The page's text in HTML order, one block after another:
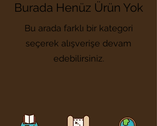
Burada Henüz Ürün Yok
Bu arada farklı bir kategori
seçerek alışverişe devam
edebilirsiniz.